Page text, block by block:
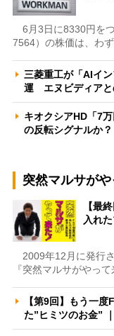
6月3日に8330円を
7564）の株価は、わ
三菱重工が「AIイ
運 エヌビディア
キオクシアHD「7
の反転シグナルか
突然マルサがや
【最
入れ
2009年12月に発行
『突然マルサがやっ
【第9回】もう一
た”ヒミツのお金”